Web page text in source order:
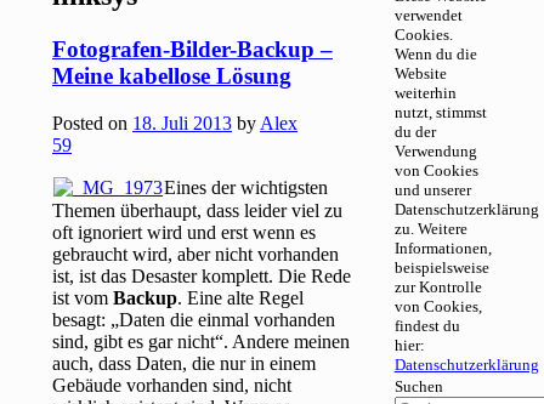
Fotografen-Bilder-Backup –
Meine kabellose Lösung
Posted on 18. Juli 2013 by Alex
59
Eines der wichtigsten
Themen überhaupt, dass leider viel zu
oft ignoriert wird und erst wenn es
gebraucht wird, aber nicht vorhanden
ist, ist das Desaster komplett. Die Rede
ist vomBackup. Eine alte Regel
besagt: „Daten die einmal vorhanden
sind, gibt es gar nicht“. Andere meinen
auch, dass Daten, die nur in einem
Gebäude vorhanden sind, nicht
verwendet
Cookies.
Wenn du die
Website
weiterhin
nutzt, stimmst
du der
Verwendung
von Cookies
und unserer
Datenschutzerklärung
zu. Weitere
Informationen,
beispielsweise
zur Kontrolle
von Cookies,
findest du
hier:
Datenschutzerklärung
Suchen